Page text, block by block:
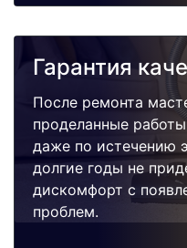
Гарантия
После ремонта
проделанные
даже по истечению
долгие годы не
дискомфорт с
проблем.